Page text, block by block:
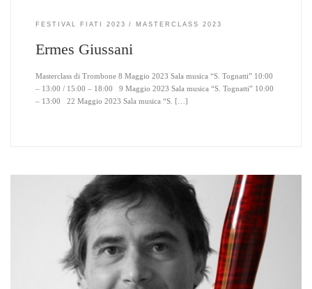
FESTIVAL FIATI 2023 MASTERCLASS 2023
Ermes Giussani
Masterclass di Trombone 8 Maggio 2023 Sala musica “S. Tognatti” 10:00
– 13:00 / 15:00 – 18:00 9 Maggio 2023 Sala musica “S. Tognatti” 10:00
– 13:00 22 Maggio 2023 Sala musica “S. […]